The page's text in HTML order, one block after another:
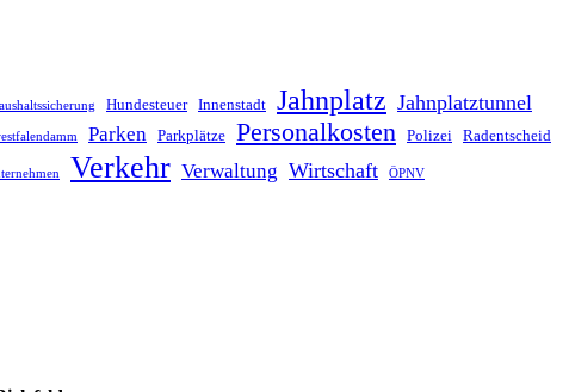
Hundesteuer Innenstadt Jahnplatz Jahnplatztunnel
Parken Parkplätze Personalkosten Polizei Radentscheid
Verkehr Verwaltung Wirtschaft ÖPNV